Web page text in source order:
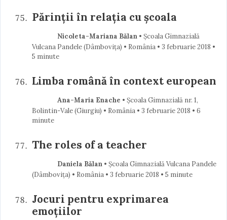
Părinții în relația cu școala
Nicoleta-Mariana Bălan• Școala Gimnazială
Vulcana Pandele (Dâmboviţa) • România
3 februarie 2018 •
5 minute
Limba română în context european
Ana-Maria Enache • Școala Gimnazială nr. 1,
Bolintin-Vale (Giurgiu) • România
3 februarie 2018 • 6
minute
The roles of a teacher
Daniela Bălan• Școala Gimnazială Vulcana Pandele
(Dâmboviţa) • România
3 februarie 2018 • 5 minute
Jocuri pentru exprimarea
emoțiilor